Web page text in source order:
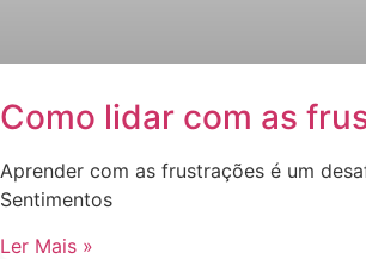
Como lidar com as
Aprender com as frustrações é um
Sentimentos
Ler Mais »